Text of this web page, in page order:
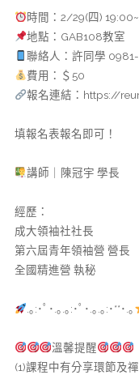
時間：2/29(四)
地點：GAB108教室
聯絡人：許同學
費用：＄50
報名連結：https://
填報名表報名即可！
講師｜陳冠宇 學長
經歷：
成大領袖社社長
第六屆青年領袖營 營長
全國精進營 執秘
.｡:･ﾟ･.｡.｡:･ﾟ･.｡.｡:･**･.｡
溫馨提醒
(1)課程中有分享環節及